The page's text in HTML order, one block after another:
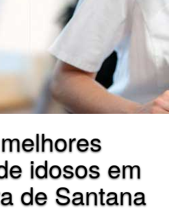
idosos em
de Santana